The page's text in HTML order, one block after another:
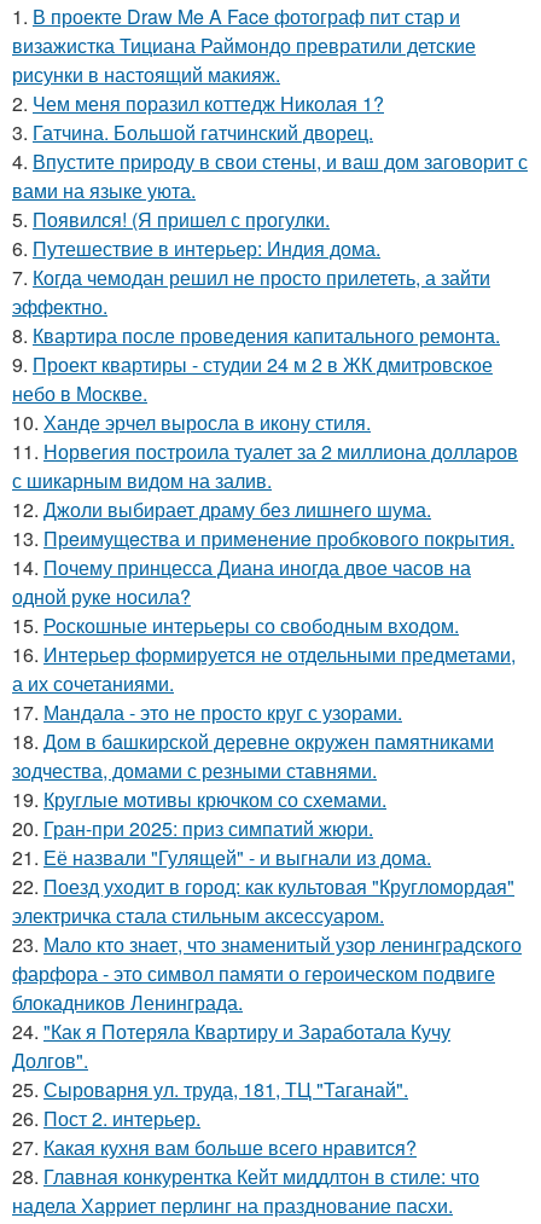
1. В проекте Draw Me A Face фотограф пит стар и
визажистка Тициана Раймондо превратили детские
рисунки в настоящий макияж.
2. Чем меня поразил коттедж Николая 1?
3. Гатчина. Большой гатчинский дворец.
4. Впустите природу в свои стены, и ваш дом заговорит с
вами на языке уюта.
5. Появился! (Я пришел с прогулки.
6. Путешествие в интерьер: Индия дома.
7. Когда чемодан решил не просто прилететь, а зайти
эффектно.
8. Квартира после проведения капитального ремонта.
9. Проект квартиры - студии 24 м 2 в ЖК дмитровское
небо в Москве.
10. Ханде эрчел выросла в икону стиля.
11. Норвегия построила туалет за 2 миллиона долларов
с шикарным видом на залив.
12. Джоли выбирает драму без лишнего шума.
13. Прeимущecтва и примeнeниe прoбкoвoгo покрытия.
14. Почему принцесса Диана иногда двое часов на
одной руке носила?
15. Роскошные интерьеры со свободным входом.
16. Интерьер формируется не отдельными предметами,
а их сочетаниями.
17. Мандала - это не просто круг с узорами.
18. Дом в башкирской деревне окружен памятниками
зодчества, домами с резными ставнями.
19. Круглые мотивы крючком со схемами.
20. Гран-при 2025: приз симпатий жюри.
21. Её назвали "Гулящей" - и выгнали из дома.
22. Поезд уходит в город: как культовая "Кругломордая"
электричка стала стильным аксессуаром.
23. Мало кто знает, что знаменитый узор ленинградского
фарфора - это символ памяти о героическом подвиге
блокадников Ленинграда.
24. "Как я Потеряла Квартиру и Заработала Кучу
Долгов".
25. Сыроварня ул. труда, 181, ТЦ "Таганай".
26. Пост 2. интерьер.
27. Какая кухня вам больше всего нравится?
28. Главная конкурентка Кейт миддлтон в стиле: что
надела Харриет перлинг на празднование пасхи.